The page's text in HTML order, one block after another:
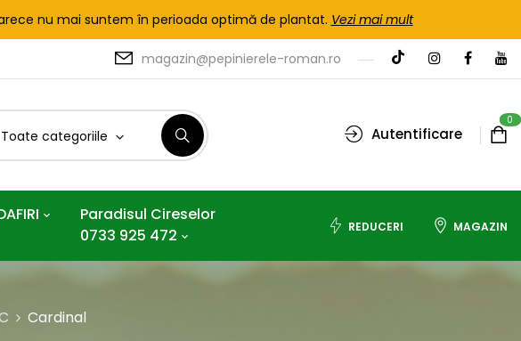
nu mai suntem în perioada optimă de plantat. Vezi mai mult
magazin@pepinierele-roman.ro
Toate categoriile Autentificare
0
Paradisul Cireselor
0733 925 472
REDUCERI MAGAZIN
Cardinal